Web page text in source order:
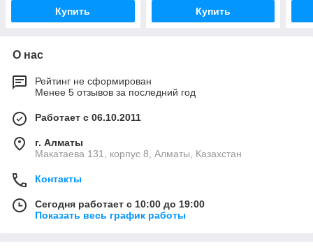
Купить Купить
О нас
Рейтинг не сформирован
Менее 5 отзывов за последний год
Работает с 06.10.2011
г. Алматы
Макатаева 131, корпус 8, Алматы, Казахстан
Контакты
Сегодня работает с 10:00 до 19:00
Показать весь график работы